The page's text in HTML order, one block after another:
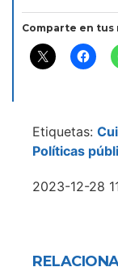
Comparte en tus
Etiquetas:
Políticas
2023-12-28